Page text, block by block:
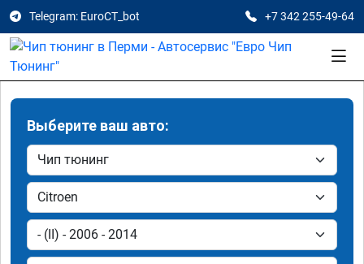
Telegram: EuroCT_bot +7 342 255-49-64
Выберите ваш авто: